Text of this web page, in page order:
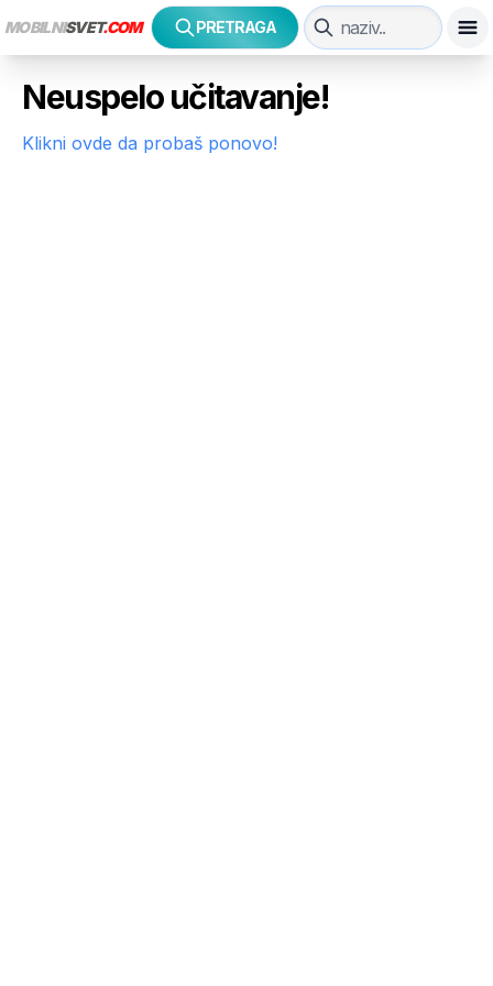
MOBILNISVET.COM PRETRAGA
Neuspelo učitavanje!
Klikni ovde da probaš ponovo!